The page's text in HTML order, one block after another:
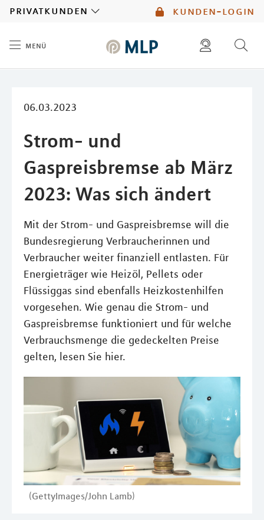
kunden-login
privatkunden
menü
06.03.2023
Strom- und
Gaspreisbremse ab März
2023: Was sich ändert
Mit der Strom- und Gaspreisbremse will die
Bundesregierung Verbraucherinnen und
Verbraucher weiter finanziell entlasten. Für
Energieträger wie Heizöl, Pellets oder
Flüssiggas sind ebenfalls Heizkostenhilfen
vorgesehen. Wie genau die Strom- und
Gaspreisbremse funktioniert und für welche
Verbrauchsmenge die gedeckelten Preise
gelten, lesen Sie hier.
(GettyImages/John Lamb)